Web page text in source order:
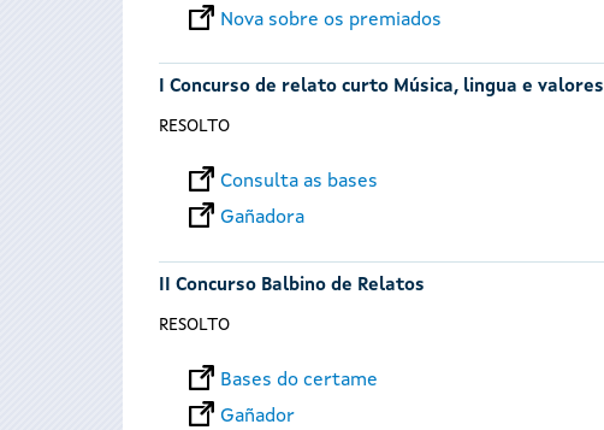
Nova sobre os premiados
I Concurso de relato curto Música, lingua e valores
RESOLTO
Consulta as bases
Gañadora
II Concurso Balbino de Relatos
RESOLTO
Bases do certame
Gañador